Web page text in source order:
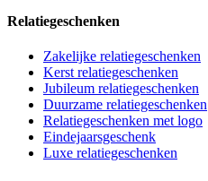
Relatiegeschenken
Zakelijke relatiegeschenken
Kerst relatiegeschenken
Jubileum relatiegeschenken
Duurzame relatiegeschenken
Relatiegeschenken met logo
Eindejaarsgeschenk
Luxe relatiegeschenken